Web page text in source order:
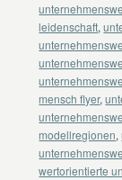
leidenschaft,
mensch flyer,
modellregionen,
wertorientierte